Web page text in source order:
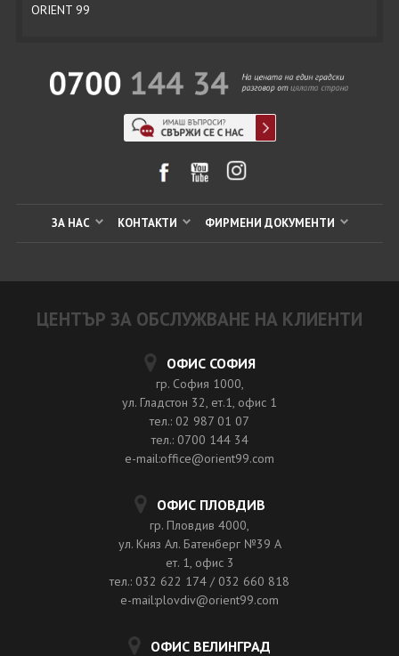
ORIENT 99
ЗА НАС КОНТАКТИ ФИРМЕНИ ДОКУМЕНТИ
ЦЕНТЪР ЗА ОБСЛУЖВАНЕ НА КЛИЕНТИ
ОФИС СОФИЯ
гр. София 1000,
ул. Гладстон 32, ет.1, офис 1
тел.: 02 987 01 07
тел.: 0700 144 34
e-mail:office@orient99.com
ОФИС ПЛОВДИВ
гр. Пловдив 4000,
ул. Княз Ал. Батенберг №39 A
ет. 1, офис 3
тел.: 032 622 174 / 032 660 818
e-mail:plovdiv@orient99.com
ОФИС ВЕЛИНГРАД